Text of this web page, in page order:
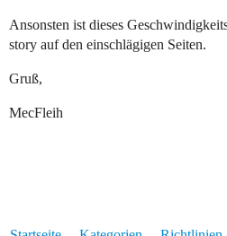
Ansonsten ist dieses
story auf den einschlägigen Seiten.
Gruß,
MecFleih